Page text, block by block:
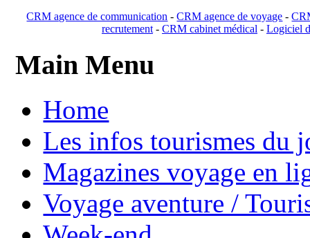
CRM agence de communication -CRM agence de voyage -
recrutement- CRM cabinet médical- Logiciel
Main Menu
Home
Les infos tourismes du
Magazines voyage en
Voyage aventure /